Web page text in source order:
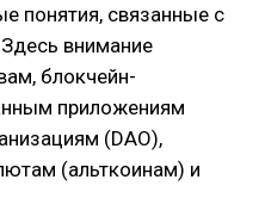
понятия, связанные с
внимание
блокчейн-
приложениям
(DAO),
(альткоинам) и